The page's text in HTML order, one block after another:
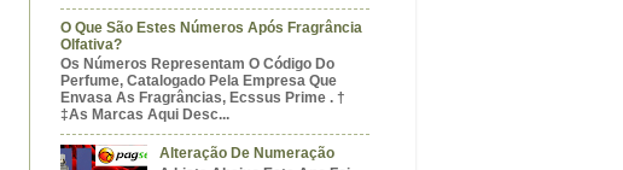
O Que São Estes Números Após Fragrância
Olfativa?
Os Números Representam O Código Do
Perfume, Catalogado Pela Empresa Que
Envasa As Fragrâncias, Ecssus Prime . †
‡As Marcas Aqui Desc...
Alteração De Numeração